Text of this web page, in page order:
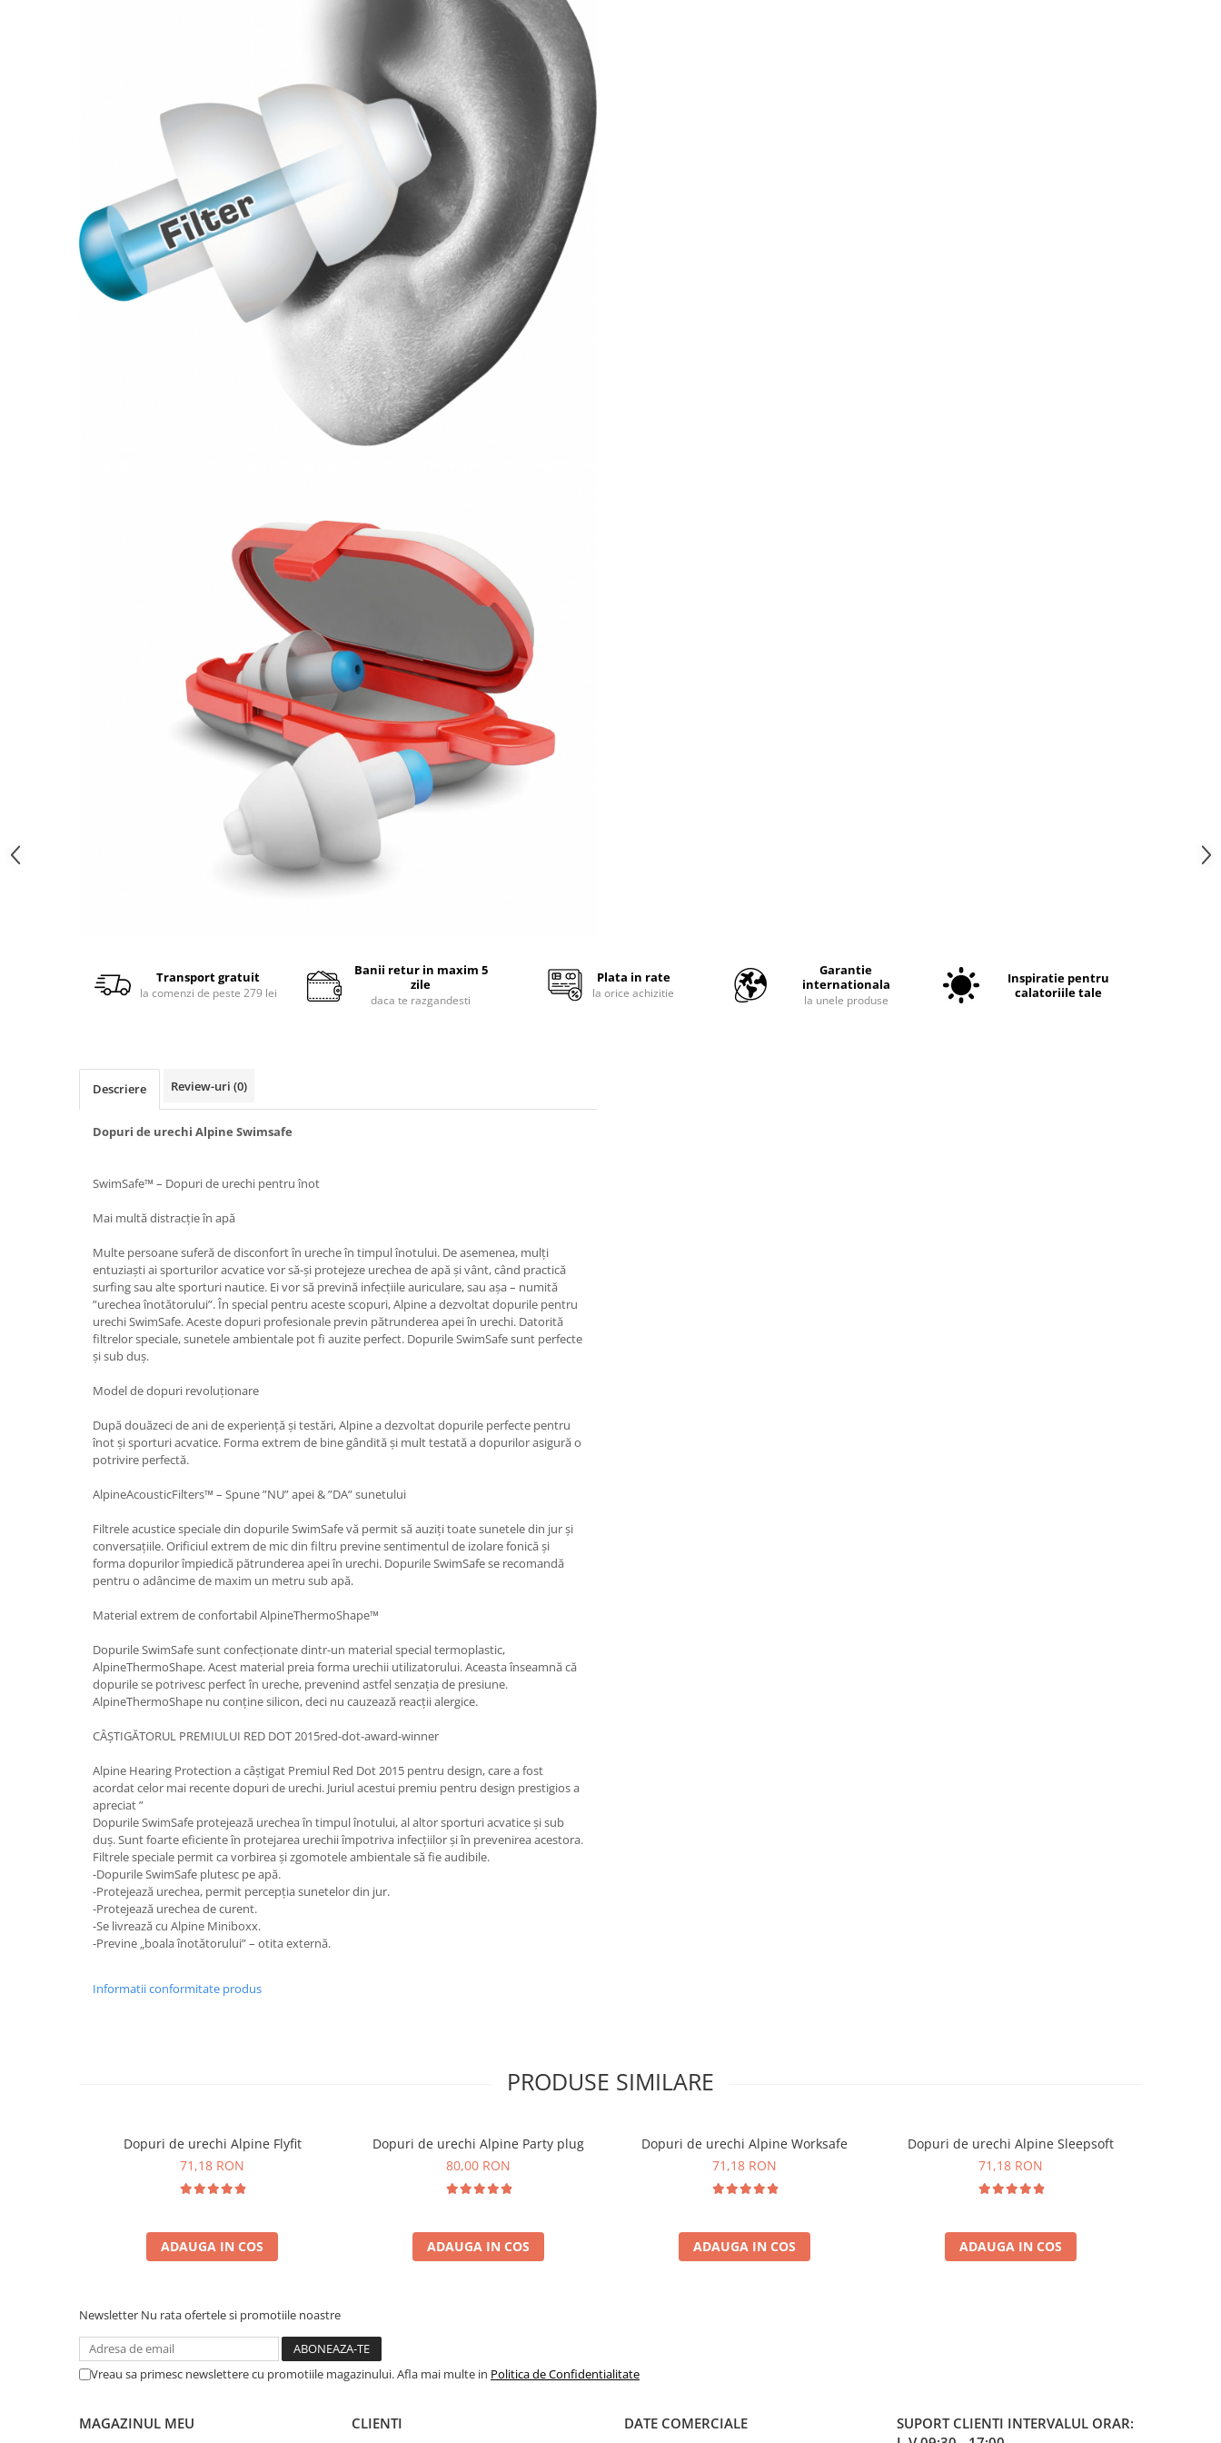
Transport gratuit
la comenzi de peste 279 lei
Banii retur in maxim 5
zile
daca te razgandesti
Plata in rate
la orice achizitie
Garantie
internationala
la unele produse
Inspiratie pentru
calatoriile tale
Descriere Review-uri (0)
Dopuri de urechi Alpine Swimsafe
SwimSafe™ – Dopuri de urechi pentru înot
Mai multă distracție în apă
Multe persoane suferă de disconfort în ureche în timpul înotului. De asemenea, mulți
entuziaști ai sporturilor acvatice vor să-și protejeze urechea de apă și vânt, când practică
surfing sau alte sporturi nautice. Ei vor să prevină infecțiile auriculare, sau așa – numită
”urechea înotătorului”. În special pentru aceste scopuri, Alpine a dezvoltat dopurile pentru
urechi SwimSafe. Aceste dopuri profesionale previn pătrunderea apei în urechi. Datorită
filtrelor speciale, sunetele ambientale pot fi auzite perfect. Dopurile SwimSafe sunt perfecte
și sub duș.
Model de dopuri revoluţionare
După douăzeci de ani de experienţă şi testări, Alpine a dezvoltat dopurile perfecte pentru
înot și sporturi acvatice. Forma extrem de bine gândită şi mult testată a dopurilor asigură o
potrivire perfectă.
AlpineAcousticFilters™ – Spune ”NU” apei & ”DA” sunetului
Filtrele acustice speciale din dopurile SwimSafe vă permit să auziți toate sunetele din jur și
conversațiile. Orificiul extrem de mic din filtru previne sentimentul de izolare fonică și
forma dopurilor împiedică pătrunderea apei în urechi. Dopurile SwimSafe se recomandă
pentru o adâncime de maxim un metru sub apă.
Material extrem de confortabil AlpineThermoShape™
Dopurile SwimSafe sunt confecţionate dintr-un material special termoplastic,
AlpineThermoShape. Acest material preia forma urechii utilizatorului. Aceasta înseamnă că
dopurile se potrivesc perfect în ureche, prevenind astfel senzaţia de presiune.
AlpineThermoShape nu conţine silicon, deci nu cauzează reacţii alergice.
CÂȘTIGĂTORUL PREMIULUI RED DOT 2015red-dot-award-winner
Alpine Hearing Protection a câștigat Premiul Red Dot 2015 pentru design, care a fost
acordat celor mai recente dopuri de urechi. Juriul acestui premiu pentru design prestigios a
apreciat ”
Dopurile SwimSafe protejează urechea în timpul înotului, al altor sporturi acvatice și sub
duş. Sunt foarte eficiente în protejarea urechii împotriva infecţiilor şi în prevenirea acestora.
Filtrele speciale permit ca vorbirea şi zgomotele ambientale să fie audibile.
-Dopurile SwimSafe plutesc pe apă.
-Protejează urechea, permit percepţia sunetelor din jur.
-Protejează urechea de curent.
-Se livrează cu Alpine Miniboxx.
-Previne „boala înotătorului” – otita externă.
Informatii conformitate produs
PRODUSE SIMILARE
Dopuri de urechi Alpine Flyfit
71,18 RON
ADAUGA IN COS
Dopuri de urechi Alpine Party plug
80,00 RON
ADAUGA IN COS
Dopuri de urechi Alpine Worksafe
71,18 RON
ADAUGA IN COS
Dopuri de urechi Alpine Sleepsoft
71,18 RON
ADAUGA IN COS
Newsletter Nu rata ofertele si promotiile noastre
Vreau sa primesc newslettere cu promotiile magazinului. Afla mai multe in Politica de Confidentialitate
MAGAZINUL MEU CLIENTI DATE COMERCIALE SUPORT CLIENTI INTERVALUL ORAR: